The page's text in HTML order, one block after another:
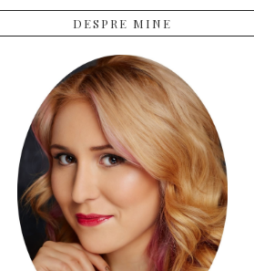
DESPRE MINE